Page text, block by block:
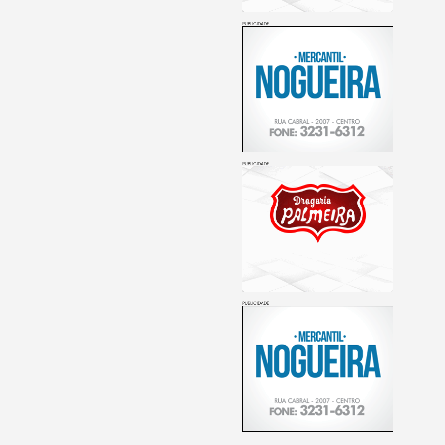
PUBLICIDADE
PUBLICIDADE
PUBLICIDADE